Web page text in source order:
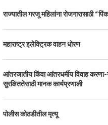
राज्यातील गरजू महिलांना रोजगारासाठी
महाराष्ट्र इलेक्ट्रिक वाहन धोरण
आंतरजातीय किंवा आंतरधर्मीय विवाह करणा-
सुरक्षिततेसाठी मानक कार्यप्रणाली
पोलीस कोठडीतील मृत्यू